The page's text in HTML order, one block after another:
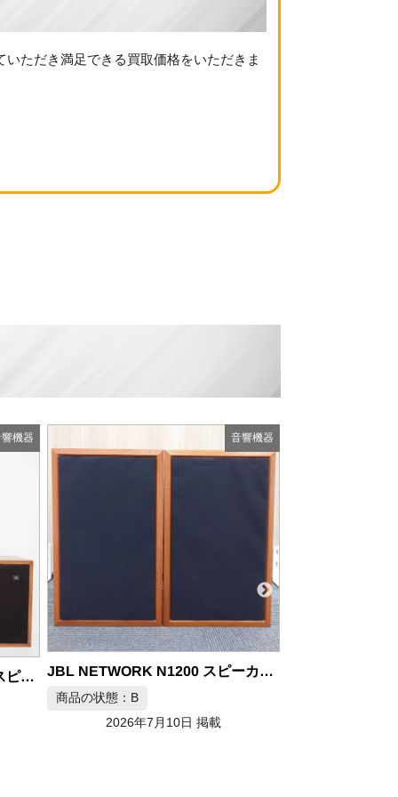
ただき満足できる買取価格をいただきま
機器
JBL NETWORK N1200 スピーカー ペア カスタム品
音響機器
BOSE 301 AV-MONITOR モニタースピーカー ペア
商品の状態：B
2026年7月10日 掲載